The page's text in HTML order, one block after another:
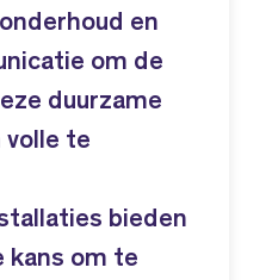
en
om de
duurzame
te
bieden
kans om te